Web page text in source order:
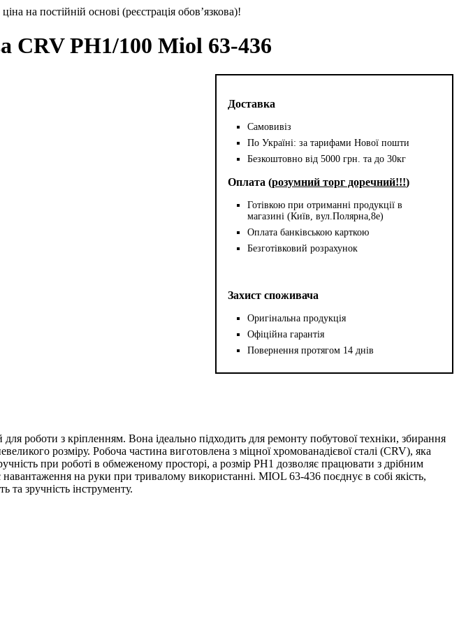
на постійній основі (реєстрація обов’язкова)!
CRV PH1/100 Miol 63-436
Доставка
Самовивіз
По Україні: за тарифами Нової пошти
Безкоштовно від 5000 грн. та до 30кг
Оплата (розумний торг доречний!!!)
Готівкою при отриманні продукції в
магазині (Київ, вул.Полярна,8е)
Оплата банківською карткою
Безготівковий розрахунок
Захист споживача
Оригінальна продукція
Офіційна гарантія
Повернення протягом 14 днів
роботи з кріпленням. Вона ідеально підходить для ремонту побутової техніки, збирання
розміру. Робоча частина виготовлена ​​з міцної хромованадієвої сталі (CRV), яка
при роботі в обмеженому просторі, а розмір PH1 дозволяє працювати з дрібним
на руки при тривалому використанні. MIOL 63‑436 поєднує в собі якість,
та зручність інструменту.